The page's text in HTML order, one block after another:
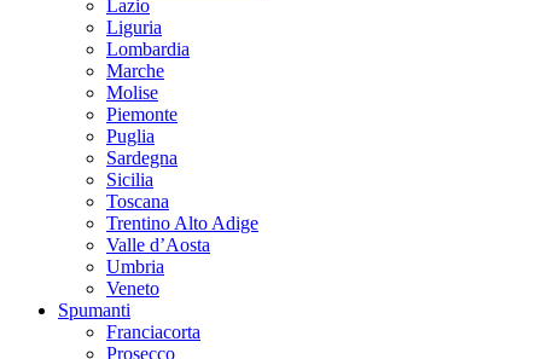
Lazio
Liguria
Lombardia
Marche
Molise
Piemonte
Puglia
Sardegna
Sicilia
Toscana
Trentino Alto Adige
Valle d’Aosta
Umbria
Veneto
Spumanti
Franciacorta
Prosecco